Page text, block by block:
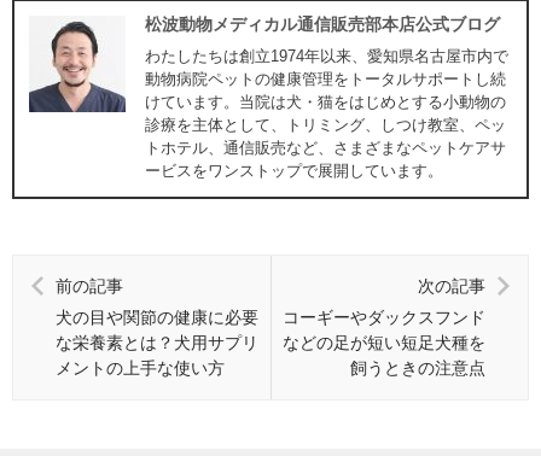
松波動物メディカル通信販売部本店公式ブログ
わたしたちは創立1974年以来、愛知県名古屋市内で
動物病院ペットの健康管理をトータルサポートし続
けています。当院は犬・猫をはじめとする小動物の
診療を主体として、トリミング、しつけ教室、ペッ
トホテル、通信販売など、さまざまなペットケアサ
ービスをワンストップで展開しています。
前の記事
犬の目や関節の健康に必要
な栄養素とは？犬用サプリ
メントの上手な使い方
次の記事
コーギーやダックスフンド
などの足が短い短足犬種を
飼うときの注意点